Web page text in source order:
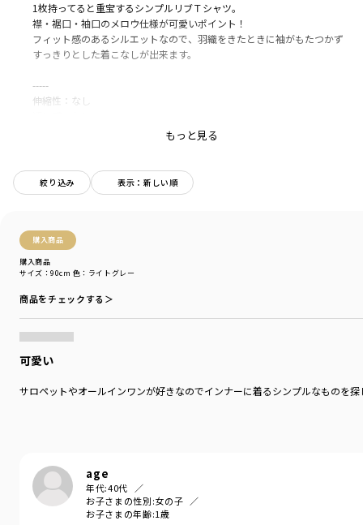
絞り込み 表示：新しい順
購入商品
購入商品
サイズ：90cm 色：ライトグレー
商品をチェックする＞
可愛い
サロペットやオールインワンが好きなのでインナーに着るシンプルなものを
age
年代:40代
お子さまの性別:女の子
お子さまの年齢:1歳
1枚持ってると重宝するシンプルリブＴシャツ。
襟・裾口・袖口のメロウ仕様が可愛いポイント！
フィット感のあるシルエットなので、羽織をきたときに袖がもたつかず
すっきりとした着こなしが出来ます。
-----
伸縮性：なし
カテゴリ
トップス> 長袖Tシャツ・7分袖Tシャツ
カラー
／ブラック
商品番号
もっと見る